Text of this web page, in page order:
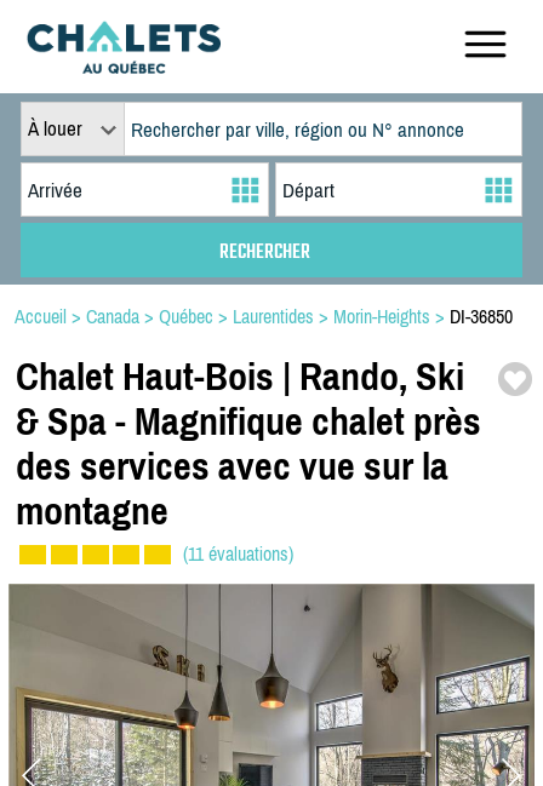
À louer
Accueil > Canada > Québec > Laurentides > Morin-Heights > DI-36850
Chalet Haut-Bois | Rando, Ski
& Spa - Magnifique chalet près
des services avec vue sur la
montagne
(11 évaluations)